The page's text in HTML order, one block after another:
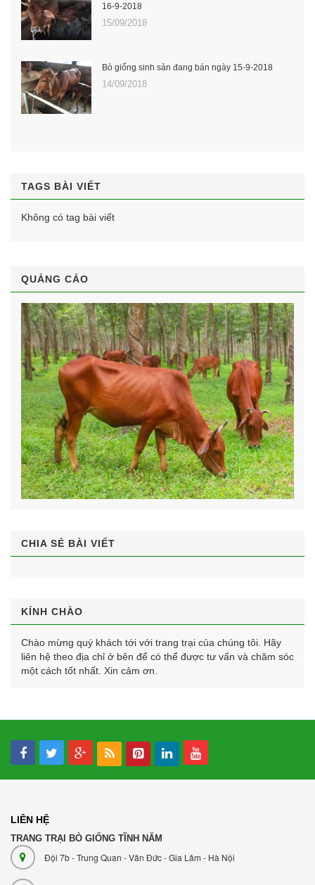
16-9-2018
15/09/2018
Bò giống sinh sản đang bán ngày 15-9-2018
14/09/2018
TAGS BÀI VIẾT
Không có tag bài viết
QUẢNG CÁO
CHIA SẺ BÀI VIẾT
KÍNH CHÀO
Chào mừng quý khách tới với trang trại của chúng tôi. Hãy
liên hệ theo địa chỉ ở bên để có thể được tư vấn và chăm sóc
một cách tốt nhất. Xin cảm ơn.
LIÊN HỆ
TRANG TRẠI BÒ GIỐNG TĨNH NĂM
Đội 7b - Trung Quan - Văn Đức - Gia Lâm - Hà Nội